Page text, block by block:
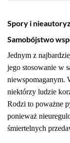
Spory i
Samobójstwo
Jednym z
jego stosowanie w
niewspomaganym.
niektórzy ludzie
Rodzi to poważne
ponieważ
śmiertelnych